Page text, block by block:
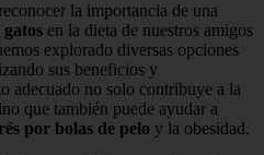
la importancia de una
en la dieta de nuestros amigos
explorado diversas opciones
sus beneficios y
adecuado no solo contribuye a la
que también puede ayudar a
por bolas de pelo y la obesidad.